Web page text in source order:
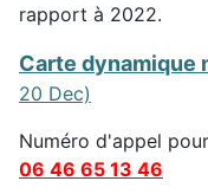
rapport à 2022.
Carte dynamique
20 Dec)
Numéro d'appel
06 46 65 13 46